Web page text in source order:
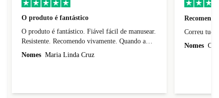
O produto é fantástico
O produto é fantástico. Fiável fácil de manusear.
Resistente. Recomendo vivamente. Quando a
vida útil deste telemóvel esgotar vou comprar
Nomes Maria Linda Cruz
Recomendo
Nomes